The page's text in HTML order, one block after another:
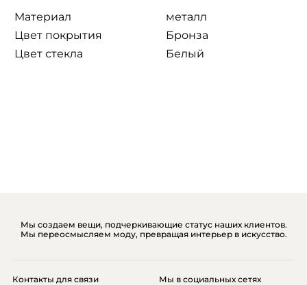
Mатериал
металл
Цвет покрытия
Бронза
Цвет стекла
Белый
Мы создаем вещи, подчеркивающие статус наших клиентов.
Мы переосмысляем моду, превращая интерьер в искусство.
Мы в социальных сетях
Контакты для связи